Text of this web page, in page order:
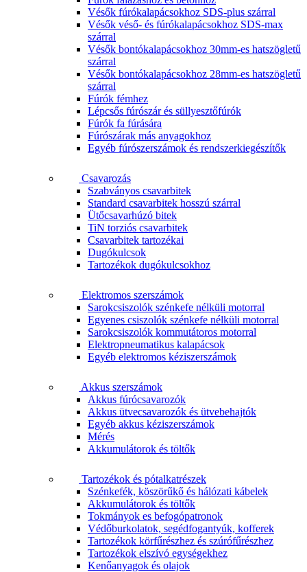
Vésők fúrókalapácsokhoz SDS-plus szárral
Vésők véső- és fúrókalapácsokhoz SDS-max
szárral
Vésők bontókalapácsokhoz 30mm-es hatszögletű
szárral
Vésők bontókalapácsokhoz 28mm-es hatszögletű
szárral
Fúrók fémhez
Lépcsős fúrószár és süllyesztőfúrók
Fúrók fa fúrására
Fúrószárak más anyagokhoz
Egyéb fúrószerszámok és rendszerkiegészítők
Csavarozás
Szabványos csavarbitek
Standard csavarbitek hosszú szárral
Ütőcsavarhúzó bitek
TiN torziós csavarbitek
Csavarbitek tartozékai
Dugókulcsok
Tartozékok dugókulcsokhoz
Elektromos szerszámok
Sarokcsiszolók szénkefe nélküli motorral
Egyenes csiszolók szénkefe nélküli motorral
Sarokcsiszolók kommutátoros motorral
Elektropneumatikus kalapácsok
Egyéb elektromos kéziszerszámok
Akkus szerszámok
Akkus fúrócsavarozók
Akkus ütvecsavarozók és ütvebehajtók
Egyéb akkus kéziszerszámok
Mérés
Akkumulátorok és töltők
Tartozékok és pótalkatrészek
Szénkefék, köszörűkő és hálózati kábelek
Akkumulátorok és töltők
Tokmányok es befogópatronok
Védőburkolatok, segédfogantyúk, kofferek
Tartozékok körfűrészhez és szúrófűrészhez
Tartozékok elszívó egységekhez
Kenőanyagok és olajok